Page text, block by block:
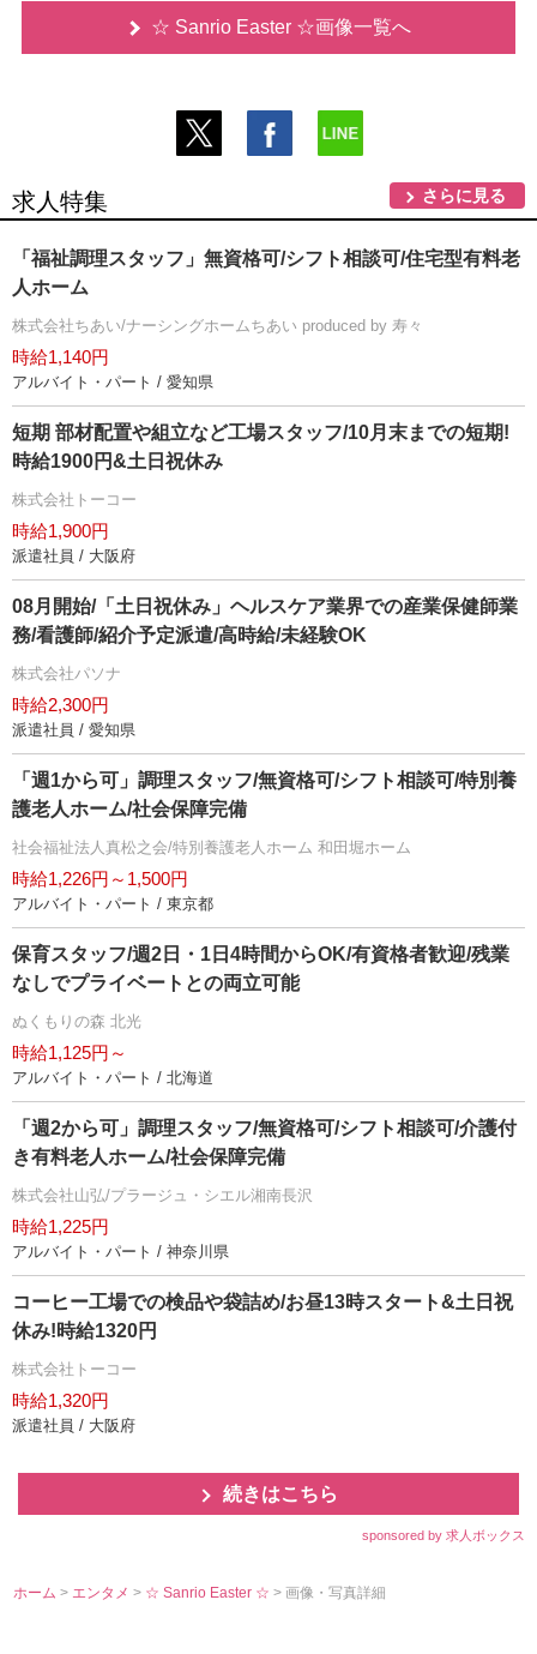
☆ Sanrio Easter ☆画像一覧へ
求人特集 さらに見る
「福祉調理スタッフ」無資格可/シフト相談可/住宅型有料老
人ホーム
株式会社ちあい/ナーシングホームちあい produced by 寿々
時給1,140円
アルバイト・パート / 愛知県
短期 部材配置や組立など工場スタッフ/10月末までの短期!
時給1900円&土日祝休み
株式会社トーコー
時給1,900円
派遣社員 / 大阪府
08月開始/「土日祝休み」ヘルスケア業界での産業保健師業
務/看護師/紹介予定派遣/高時給/未経験OK
株式会社パソナ
時給2,300円
派遣社員 / 愛知県
「週1から可」調理スタッフ/無資格可/シフト相談可/特別養
護老人ホーム/社会保障完備
社会福祉法人真松之会/特別養護老人ホーム 和田堀ホーム
時給1,226円～1,500円
アルバイト・パート / 東京都
保育スタッフ/週2日・1日4時間からOK/有資格者歓迎/残業
なしでプライベートとの両立可能
ぬくもりの森 北光
時給1,125円～
アルバイト・パート / 北海道
「週2から可」調理スタッフ/無資格可/シフト相談可/介護付
き有料老人ホーム/社会保障完備
株式会社山弘/プラージュ・シエル湘南長沢
時給1,225円
アルバイト・パート / 神奈川県
コーヒー工場での検品や袋詰め/お昼13時スタート&土日祝
休み!時給1320円
株式会社トーコー
時給1,320円
派遣社員 / 大阪府
続きはこちら
sponsored by 求人ボックス
ホーム > エンタメ> ☆ Sanrio Easter ☆> 画像・写真詳細